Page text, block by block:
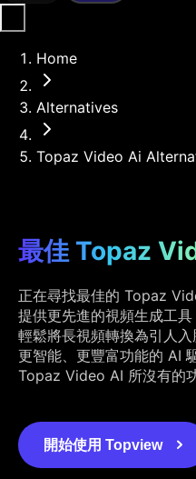
Home
Alternatives
Topaz Video Ai
最佳 Topaz
正在尋找最佳的 Topaz
提供更先進的視頻生成工
輕鬆將長視頻轉換為引人
更智能、更豐富功能的 AI
Topaz Video AI 所沒有的
開始使用 Topview